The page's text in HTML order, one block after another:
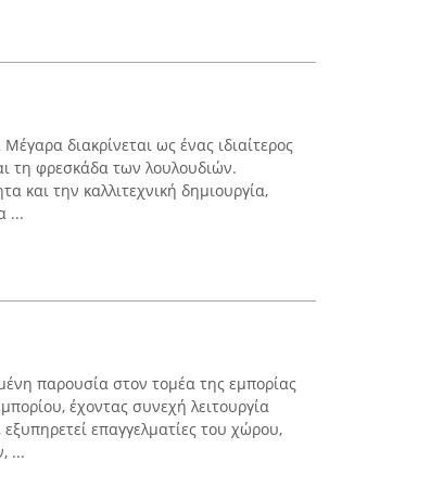
διακρίνεται ως ένας ιδιαίτερος
τη φρεσκάδα των λουλουδιών.
και την καλλιτεχνική δημιουργία,
...
παρουσία στον τομέα της εμπορίας
έχοντας συνεχή λειτουργία
επαγγελματίες του χώρου,
...